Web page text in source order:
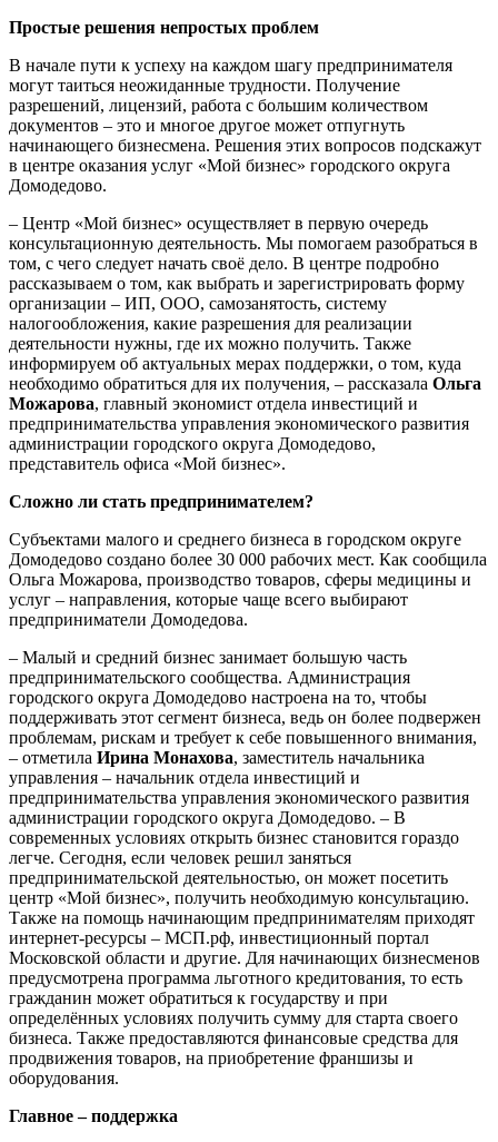
Простые решения непростых проблем
В начале пути к успеху на каждом шагу предпринимателя
могут таиться неожиданные трудности. Получение
разрешений, лицензий, работа с большим количеством
документов – это и многое другое может отпугнуть
начинающего бизнесмена. Решения этих вопросов подскажут
в центре оказания услуг «Мой бизнес» городского округа
Домодедово.
– Центр «Мой бизнес» осуществляет в первую очередь
консультационную деятельность. Мы помогаем разобраться в
том, с чего следует начать своё дело. В центре подробно
рассказываем о том, как выбрать и зарегистрировать форму
организации – ИП, ООО, самозанятость, систему
налогообложения, какие разрешения для реализации
деятельности нужны, где их можно получить. Также
информируем об актуальных мерах поддержки, о том, куда
необходимо обратиться для их получения, – рассказала Ольга
Можарова, главный экономист отдела инвестиций и
предпринимательства управления экономического развития
администрации городского округа Домодедово,
представитель офиса «Мой бизнес».
Сложно ли стать предпринимателем?
Субъектами малого и среднего бизнеса в городском округе
Домодедово создано более 30 000 рабочих мест. Как сообщила
Ольга Можарова, производство товаров, сферы медицины и
услуг – направления, которые чаще всего выбирают
предприниматели Домодедова.
– Малый и средний бизнес занимает большую часть
предпринимательского сообщества. Администрация
городского округа Домодедово настроена на то, чтобы
поддерживать этот сегмент бизнеса, ведь он более подвержен
проблемам, рискам и требует к себе повышенного внимания,
– отметила Ирина Монахова, заместитель начальника
управления – начальник отдела инвестиций и
предпринимательства управления экономического развития
администрации городского округа Домодедово. – В
современных условиях открыть бизнес становится гораздо
легче. Сегодня, если человек решил заняться
предпринимательской деятельностью, он может посетить
центр «Мой бизнес», получить необходимую консультацию.
Также на помощь начинающим предпринимателям приходят
интернет-ресурсы – МСП.рф, инвестиционный портал
Московской области и другие. Для начинающих бизнесменов
предусмотрена программа льготного кредитования, то есть
гражданин может обратиться к государству и при
определённых условиях получить сумму для старта своего
бизнеса. Также предоставляются финансовые средства для
продвижения товаров, на приобретение франшизы и
оборудования.
Главное – поддержка